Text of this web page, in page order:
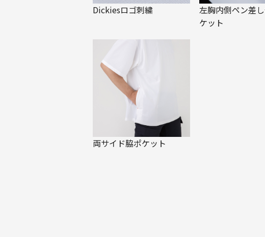
Dickiesロゴ刺繍
左胸内側ペン差
ケット
両サイド脇ポケット